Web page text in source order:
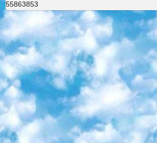
55863853